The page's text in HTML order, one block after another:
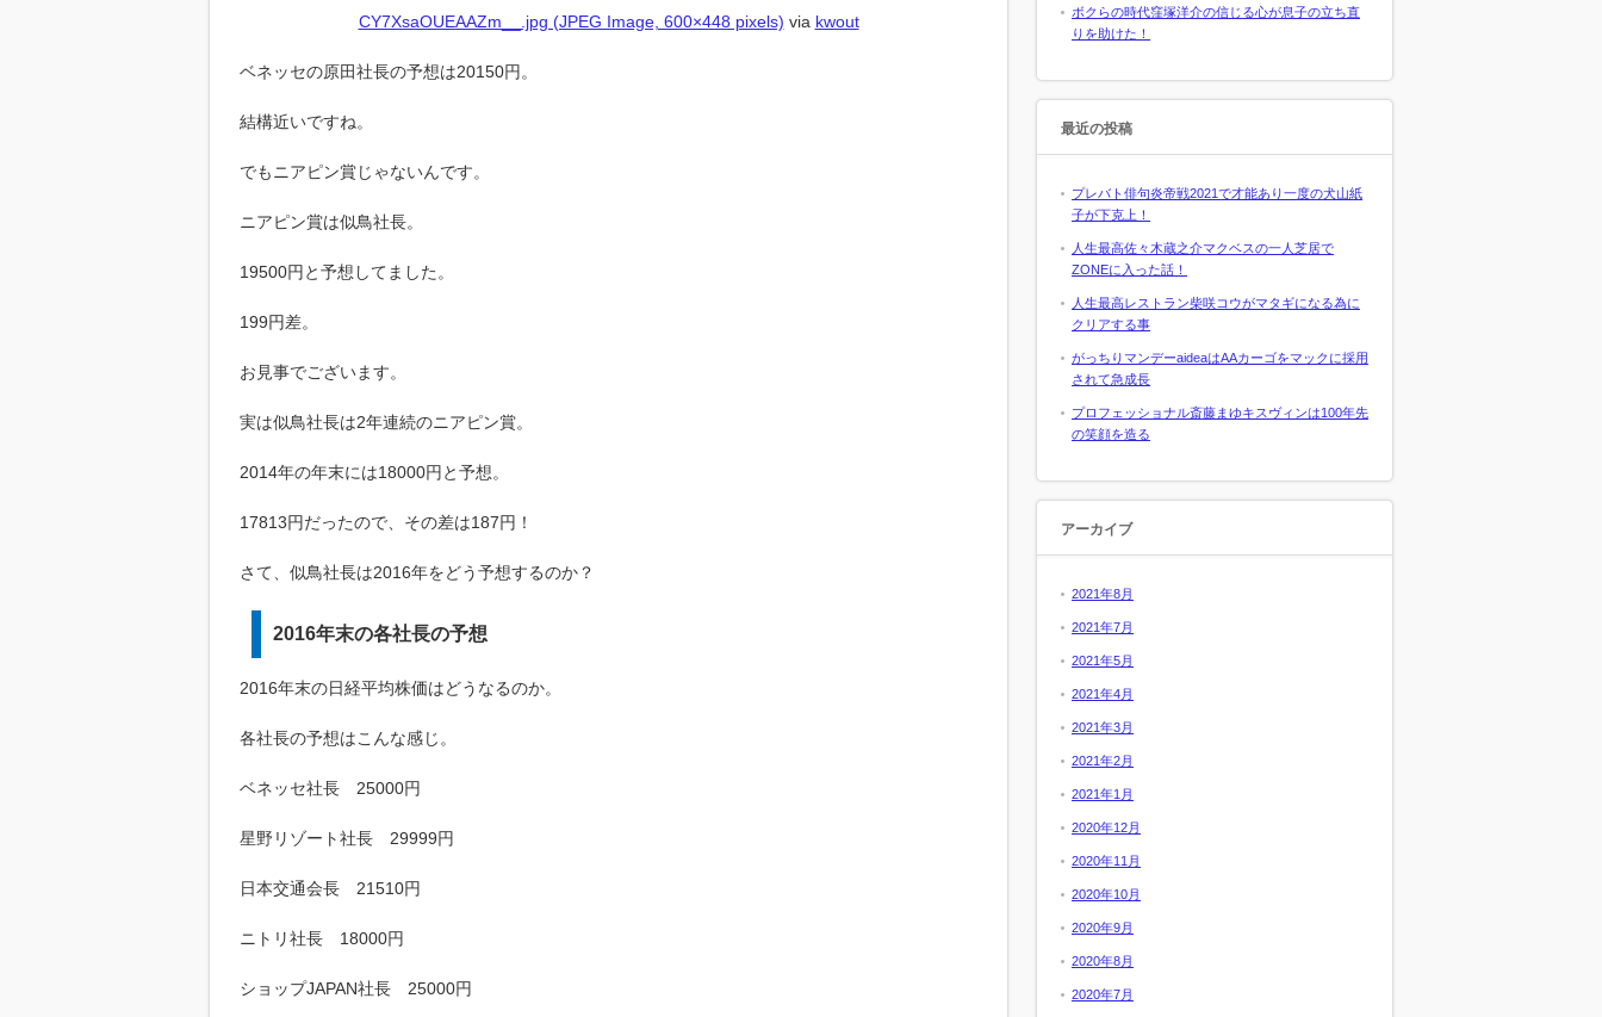
CY7XsaOUEAAZm__.jpg (JPEG Image, 600×448 pixels) via kwout
ベネッセの原田社長の予想は20150円。
結構近いですね。
でもニアピン賞じゃないんです。
ニアピン賞は似鳥社長。
19500円と予想してました。
199円差。
お見事でございます。
実は似鳥社長は2年連続のニアピン賞。
2014年の年末には18000円と予想。
17813円だったので、その差は187円！
さて、似鳥社長は2016年をどう予想するのか？
2016年末の各社長の予想
2016年末の日経平均株価はどうなるのか。
各社長の予想はこんな感じ。
ベネッセ社長 25000円
星野リゾート社長 29999円
日本交通会長 21510円
ニトリ社長 18000円
ショップJAPAN社長 25000円
ボクらの時代窪塚洋介の信じる心が息子の立ち直
りを助けた！
最近の投稿
プレバト俳句炎帝戦2021で才能あり一度の犬山紙
子が下克上！
人生最高佐々木蔵之介マクベスの一人芝居で
ZONEに入った話！
人生最高レストラン柴咲コウがマタギになる為に
クリアする事
がっちりマンデーaideaはAAカーゴをマックに採用
されて急成長
プロフェッショナル斎藤まゆキスヴィンは100年先
の笑顔を造る
アーカイブ
2021年8月
2021年7月
2021年5月
2021年4月
2021年3月
2021年2月
2021年1月
2020年12月
2020年11月
2020年10月
2020年9月
2020年8月
2020年7月